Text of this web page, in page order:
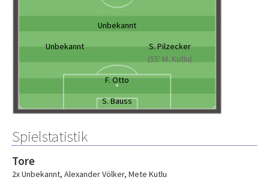
Unbekannt
Unbekannt
S. Pilzecker
(55' M. Kutlu)
F. Otto
S. Bauss
Spielstatistik
Tore
2x Unbekannt, Alexander Völker, Mete Kutlu